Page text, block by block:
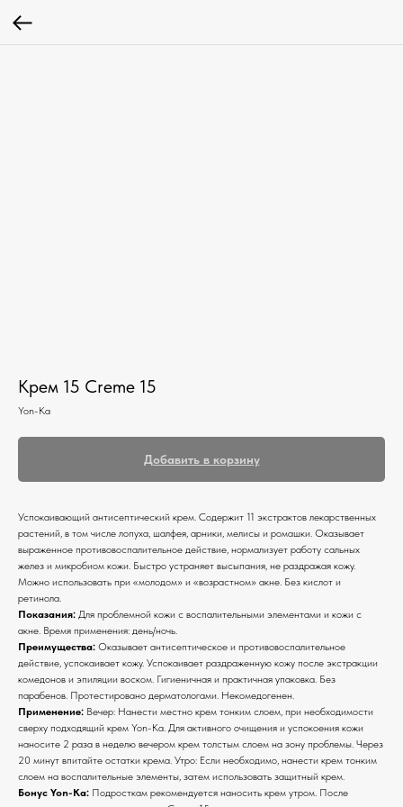
Крем 15 Creme 15
Yon-Ka
Добавить в корзину
Успокаивающий антисептический крем. Содержит 11 экстрактов лекарственных
растений, в том числе лопуха, шалфея, арники, мелисы и ромашки. Оказывает
выраженное противовоспалительное действие, нормализует работу сальных
желез и микробиом кожи. Быстро устраняет высыпания, не раздражая кожу.
Можно использовать при «молодом» и «возрастном» акне. Без кислот и
ретинола.
Показания: Для проблемной кожи с воспалительными элементами и кожи с
акне. Время применения: день/ночь.
Преимущества: Оказывает антисептическое и противовоспалительное
действие, успокаивает кожу. Успокаивает раздраженную кожу после экстракции
комедонов и эпиляции воском. Гигиеничная и практичная упаковка. Без
парабенов. Протестировано дерматологами. Некомедогенен.
Применение: Вечер: Нанести местно крем тонким слоем, при необходимости
сверху подходящий крем Yon-Ka. Для активного очищения и успокоения кожи
наносите 2 раза в неделю вечером крем толстым слоем на зону проблемы. Через
20 минут впитайте остатки крема. Утро: Если необходимо, нанести крем тонким
слоем на воспалительные элементы, затем использовать защитный крем.
Бонус Yon-Ka: Подросткам рекомендуется наносить крем утром. После